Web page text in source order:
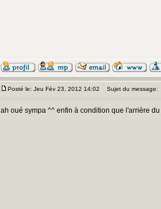
Posté le: Jeu Fév 23, 2012 14:02 Sujet du message:
ah oué sympa ^^ enfin à condition que l'arrière